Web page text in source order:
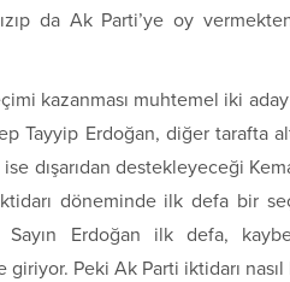
da Ak Parti’ye oy
kazanması muhtemel iki aday
Tayyip Erdoğan, diğer tarafta
dışarıdan destekleyeceği
döneminde ilk defa bir
Erdoğan ilk defa,
Peki Ak Parti iktidarı